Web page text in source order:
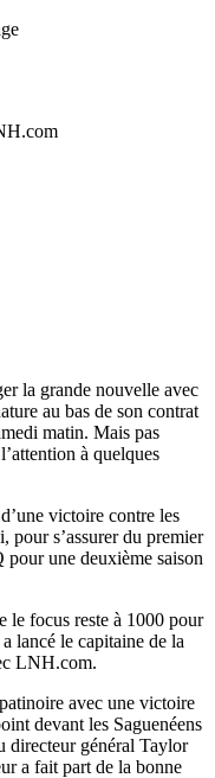
la grande nouvelle avec
au bas de son contrat
matin. Mais pas
à quelques
victoire contre les
pour s’assurer du premier
une deuxième saison
le focus reste à 1000 pour
lancé le capitaine de la
LNH.com.
avec une victoire
devant les Saguenéens
directeur général Taylor
a fait part de la bonne